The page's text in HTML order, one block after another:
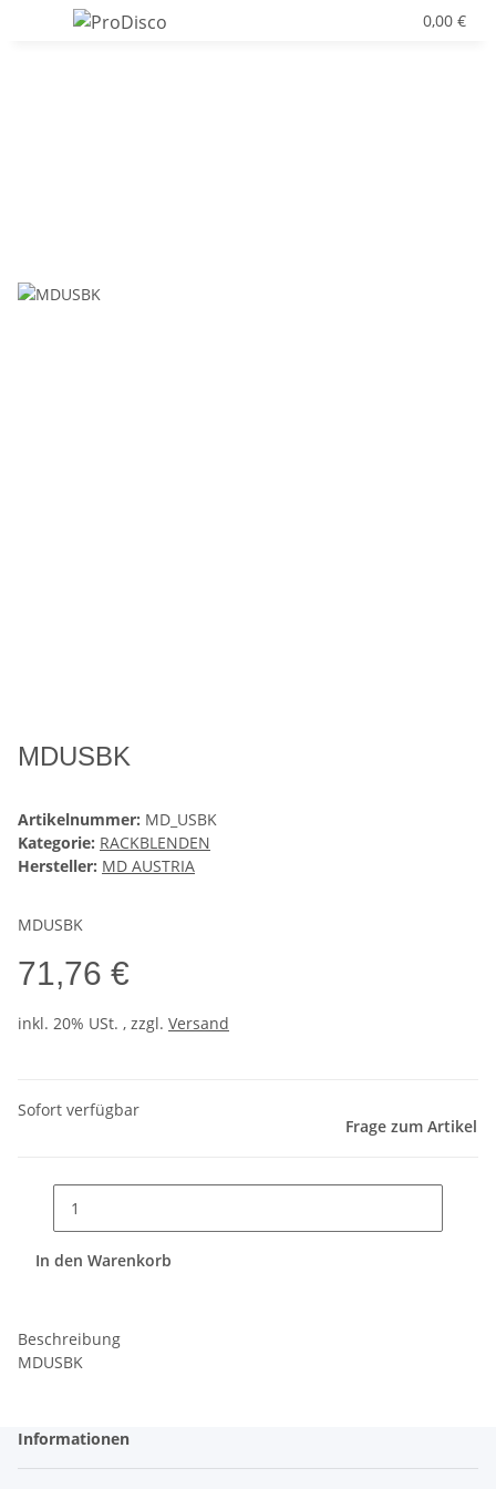
0,00 €
MDUSBK
Artikelnummer: MD_USBK
Kategorie: RACKBLENDEN
Hersteller: MD AUSTRIA
MDUSBK
71,76 €
inkl. 20% USt. , zzgl. Versand
Sofort verfügbar
Frage zum Artikel
In den Warenkorb
Beschreibung
MDUSBK
Informationen